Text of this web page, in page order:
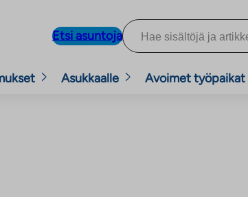
Etsi asuntoja
Asukkaalle Avoimet työpaikat